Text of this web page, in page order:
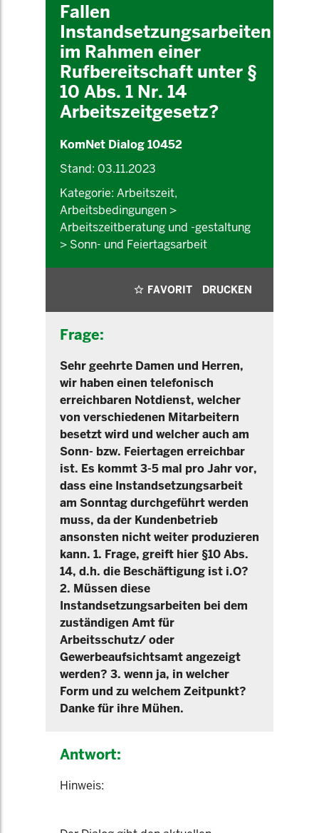
Fallen
Instandsetzungsarbeiten
im Rahmen einer
Rufbereitschaft unter §
10 Abs. 1 Nr. 14
Arbeitszeitgesetz?
KomNet Dialog 10452
Stand: 03.11.2023
Kategorie: Arbeitszeit,
Arbeitsbedingungen >
Arbeitszeitberatung und -gestaltung
> Sonn- und Feiertagsarbeit
FAVORIT DRUCKEN
Frage:
Sehr geehrte Damen und Herren,
wir haben einen telefonisch
erreichbaren Notdienst, welcher
von verschiedenen Mitarbeitern
besetzt wird und welcher auch am
Sonn- bzw. Feiertagen erreichbar
ist. Es kommt 3-5 mal pro Jahr vor,
dass eine Instandsetzungsarbeit
am Sonntag durchgeführt werden
muss, da der Kundenbetrieb
ansonsten nicht weiter produzieren
kann. 1. Frage, greift hier §10 Abs.
14, d.h. die Beschäftigung ist i.O?
2. Müssen diese
Instandsetzungsarbeiten bei dem
zuständigen Amt für
Arbeitsschutz/ oder
Gewerbeaufsichtsamt angezeigt
werden? 3. wenn ja, in welcher
Form und zu welchem Zeitpunkt?
Danke für ihre Mühen.
Antwort:
Hinweis: